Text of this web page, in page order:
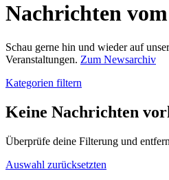
Nachrichten
Schau gerne hin und wieder auf
Veranstaltungen. Zum Newsarchiv
Kategorien filtern
Keine Nachrichten
Überprüfe deine Filterung und
Auswahl zurücksetzten